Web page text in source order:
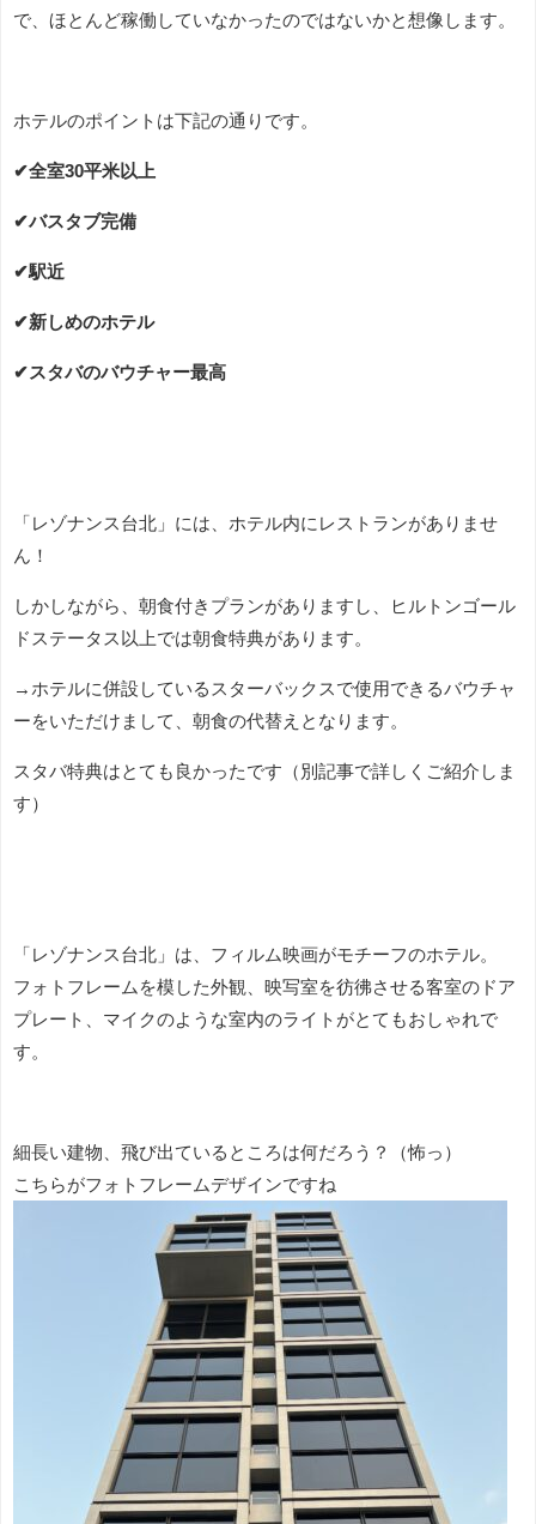
で、ほとんど稼働していなかったのではないかと想像します。
ホテルのポイントは下記の通りです。
✔全室30平米以上
✔バスタブ完備
✔駅近
✔新しめのホテル
✔スタバのバウチャー最高
「レゾナンス台北」には、ホテル内にレストランがありませ
ん！
しかしながら、朝食付きプランがありますし、ヒルトンゴール
ドステータス以上では朝食特典があります。
→ホテルに併設しているスターバックスで使用できるバウチャ
ーをいただけまして、朝食の代替えとなります。
スタバ特典はとても良かったです（別記事で詳しくご紹介しま
す）
「レゾナンス台北」は、フィルム映画がモチーフのホテル。
フォトフレームを模した外観、映写室を彷彿させる客室のドア
プレート、マイクのような室内のライトがとてもおしゃれで
す。
細長い建物、飛び出ているところは何だろう？（怖っ）
こちらがフォトフレームデザインですね